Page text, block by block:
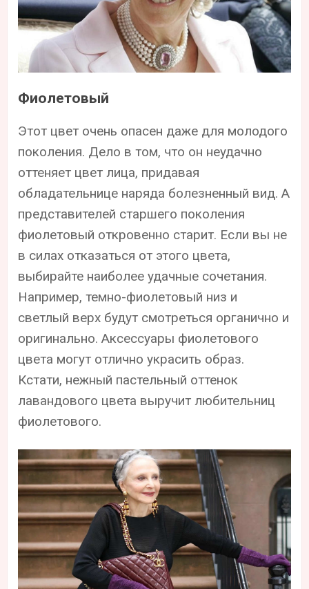
Фиолетовый
Этот цвет очень опасен даже для молодого
поколения. Дело в том, что он неудачно
оттеняет цвет лица, придавая
обладательнице наряда болезненный вид. А
представителей старшего поколения
фиолетовый откровенно старит. Если вы не
в силах отказаться от этого цвета,
выбирайте наиболее удачные сочетания.
Например, темно-фиолетовый низ и
светлый верх будут смотреться органично и
оригинально. Аксессуары фиолетового
цвета могут отлично украсить образ.
Кстати, нежный пастельный оттенок
лавандового цвета выручит любительниц
фиолетового.